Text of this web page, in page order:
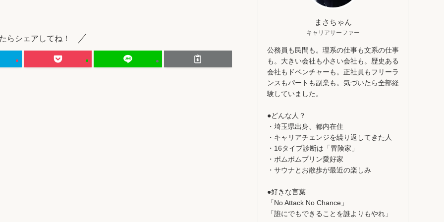
らシェアしてね！
まさちゃん
キャリアサーファー
公務員も民間も。理系の仕事も文系の仕事
も。大きい会社も小さい会社も。歴史ある
会社もドベンチャーも。正社員もフリーラ
ンスもパートも副業も。気づいたら全部経
験していました。
●どんな人？
・埼玉県出身、都内在住
・キャリアチェンジを繰り返してきた人
・16タイプ診断は「冒険家」
・ポムポムプリン愛好家
・サウナとお散歩が最近の楽しみ
●好きな言葉
「No Attack No Chance」
「誰にでもできることを誰よりもやれ」